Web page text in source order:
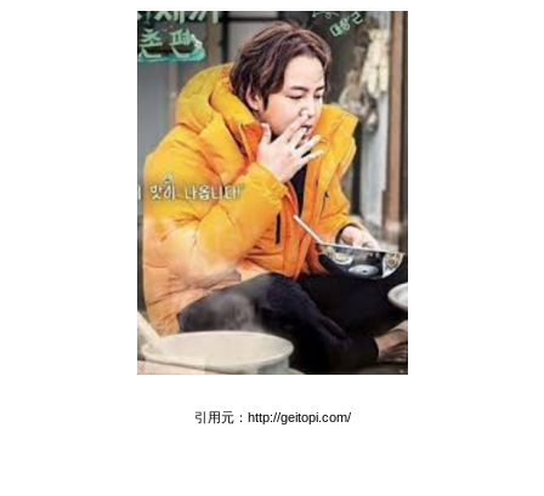
引用元：http://geitopi.com/